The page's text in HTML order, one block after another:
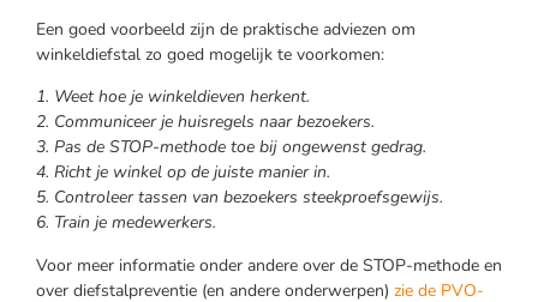
Een goed voorbeeld zijn de praktische adviezen om
winkeldiefstal zo goed mogelijk te voorkomen:
1. Weet hoe je winkeldieven herkent.
2. Communiceer je huisregels naar bezoekers.
3. Pas de STOP-methode toe bij ongewenst gedrag.
4. Richt je winkel op de juiste manier in.
5. Controleer tassen van bezoekers steekproefsgewijs.
6. Train je medewerkers.
Voor meer informatie onder andere over de STOP-methode en
over diefstalpreventie (en andere onderwerpen) zie de PVO-